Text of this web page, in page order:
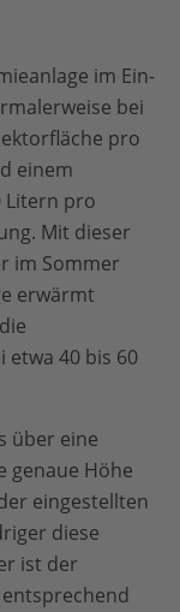
im Ein-
bei
pro
einem
Litern pro
Mit dieser
im Sommer
erwärmt
etwa 40 bis 60
über eine
genaue Höhe
eingestellten
diese
ist der